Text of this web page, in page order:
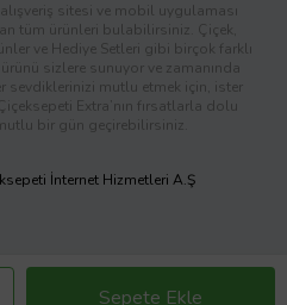
Sepete Ekle
sitesi ve mobil uygulaması
tüm ürünleri bulabilirsiniz. Çiçek,
ve Hediye Setleri gibi birçok farklı
sizlere sunuyor ve zamanında
sevdiklerinizi mutlu etmek için, ister
Extra’nın fırsatlarla dolu
bir gün geçirebilirsiniz.
İnternet Hizmetleri A.Ş